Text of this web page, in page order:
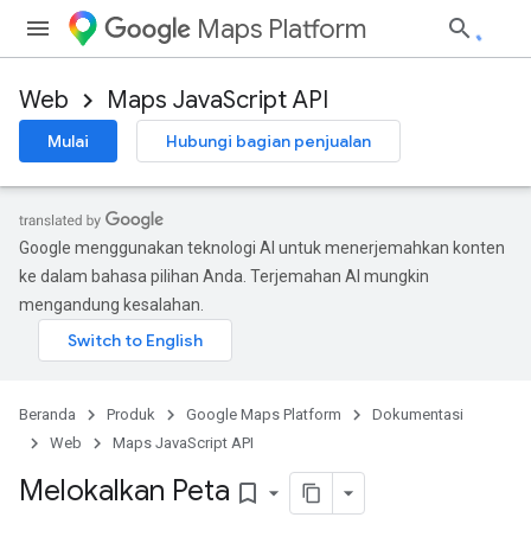
Maps Platform
Web Maps JavaScript API
Mulai Hubungi bagian penjualan
Google menggunakan teknologi AI untuk menerjemahkan konten
ke dalam bahasa pilihan Anda. Terjemahan AI mungkin
mengandung kesalahan.
Beranda Produk Google Maps Platform
Dokumentasi
Web
Maps JavaScript API
Melokalkan Peta bookmark_border